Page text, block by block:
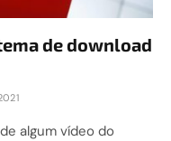
de download
algum vídeo do